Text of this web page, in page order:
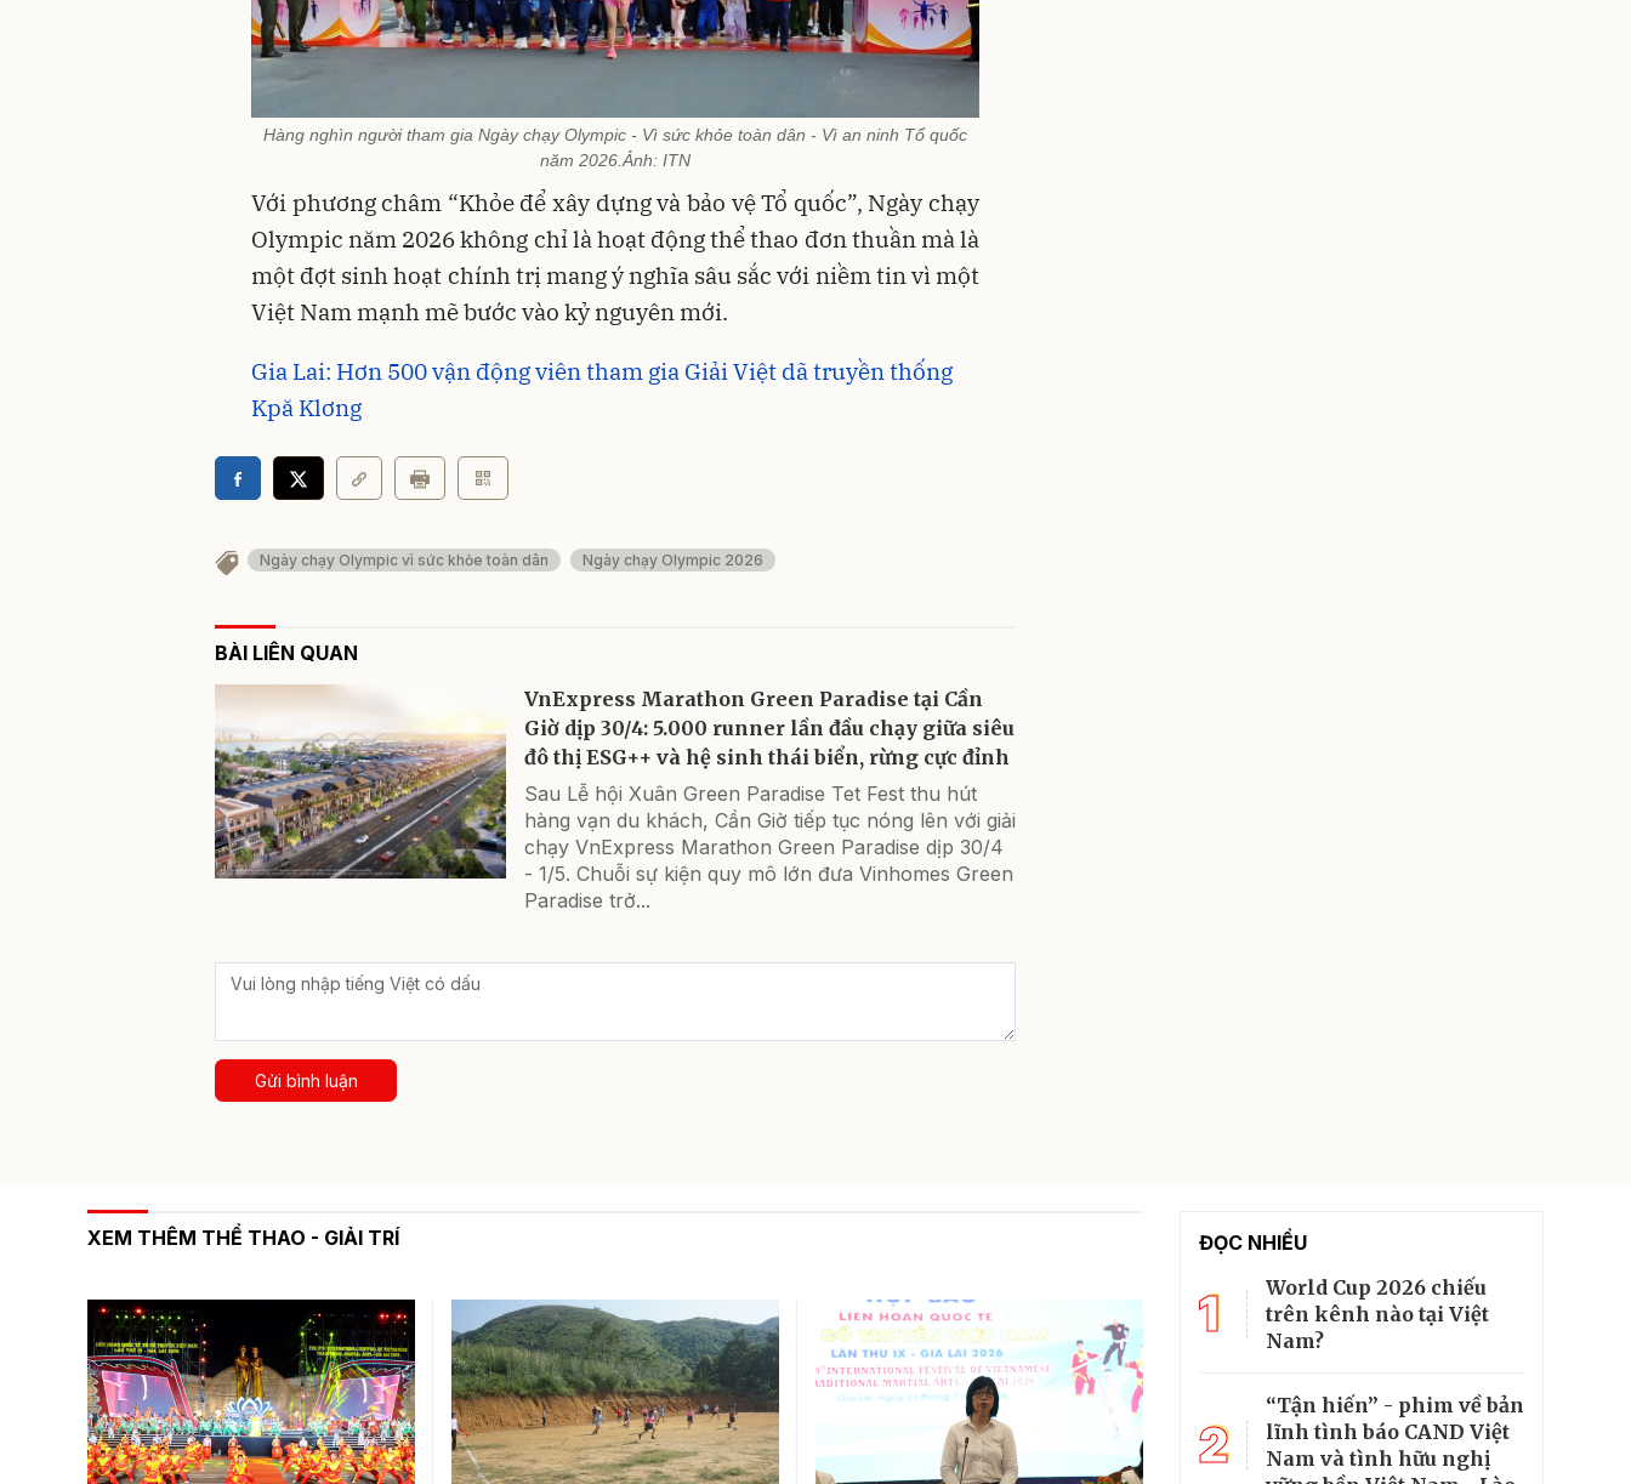
Hàng nghìn người tham gia Ngày chạy Olympic - Vì sức khỏe toàn dân - Vì an ninh Tổ quốc
năm 2026.Ảnh: ITN
Với phương châm “Khỏe để xây dựng và bảo vệ Tổ quốc”, Ngày chạy
Olympic năm 2026 không chỉ là hoạt động thể thao đơn thuần mà là
một đợt sinh hoạt chính trị mang ý nghĩa sâu sắc với niềm tin vì một
Việt Nam mạnh mẽ bước vào kỷ nguyên mới.
Gia Lai: Hơn 500 vận động viên tham gia Giải Việt dã truyền thống
Kpă Klơng
Ngày chạy Olympic vì sức khỏe toàn dân Ngày chạy Olympic 2026
BÀI LIÊN QUAN
VnExpress Marathon Green Paradise tại Cần
Giờ dịp 30/4: 5.000 runner lần đầu chạy giữa siêu
đô thị ESG++ và hệ sinh thái biển, rừng cực đỉnh
Sau Lễ hội Xuân Green Paradise Tet Fest thu hút
hàng vạn du khách, Cần Giờ tiếp tục nóng lên với giải
chạy VnExpress Marathon Green Paradise dịp 30/4
- 1/5. Chuỗi sự kiện quy mô lớn đưa Vinhomes Green
Paradise trở...
Gửi bình luận
XEM THÊM THỂ THAO - GIẢI TRÍ ĐỌC NHIỀU
1
World Cup 2026 chiếu
trên kênh nào tại Việt
Nam?
2
“Tận hiến” - phim về bản
lĩnh tình báo CAND Việt
Nam và tình hữu nghị